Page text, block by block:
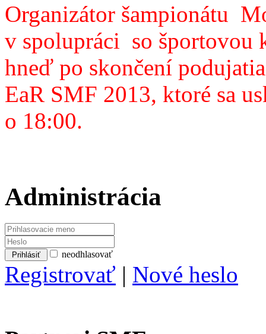
Organizátor šampionátu
v spolupráci so športovou
hneď po skončení
EaR SMF 2013, ktoré sa
o 18:00.
Administrácia
neodhlasovať
Registrovať | Nové heslo